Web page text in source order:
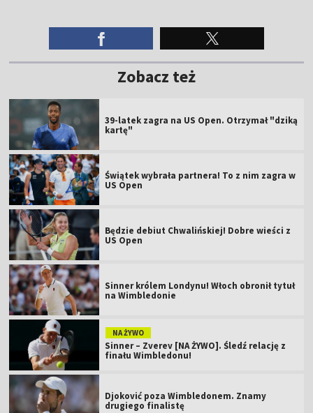
Zobacz też
39-latek zagra na US Open. Otrzymał "dziką
kartę"
Świątek wybrała partnera! To z nim zagra w
US Open
Będzie debiut Chwalińskiej! Dobre wieści z
US Open
Sinner królem Londynu! Włoch obronił tytuł
na Wimbledonie
NA ŻYWO
Sinner – Zverev [NA ŻYWO]. Śledź relację z
finału Wimbledonu!
Djoković poza Wimbledonem. Znamy
drugiego finalistę